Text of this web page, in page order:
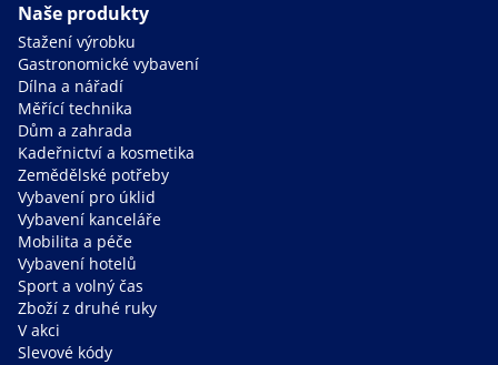
Naše produkty
Stažení výrobku
Gastronomické vybavení
Dílna a nářadí
Měřící technika
Dům a zahrada
Kadeřnictví a kosmetika
Zemědělské potřeby
Vybavení pro úklid
Vybavení kanceláře
Mobilita a péče
Vybavení hotelů
Sport a volný čas
Zboží z druhé ruky
V akci
Slevové kódy